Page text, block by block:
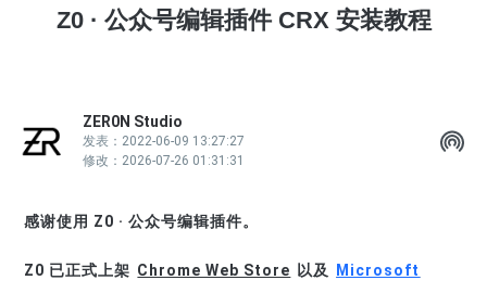
3. 安装完成后找不到 Z0
Z0 · 公众号编辑插件 CRX 安装教程
ZER0N Studio
发表：2022-06-09 13:27:27
修改：2026-07-26 01:31:31
感谢使用 Z0 · 公众号编辑插件。
Z0 已正式上架 Chrome Web Store 以及
Microsoft